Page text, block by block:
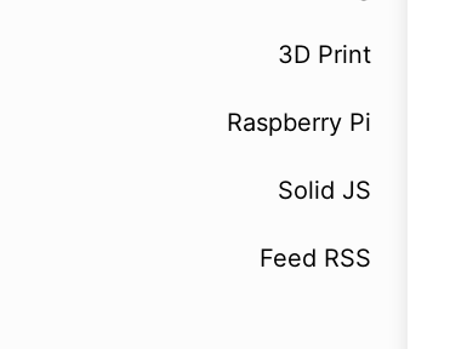
3D Print
Raspberry Pi
Solid JS
Feed RSS